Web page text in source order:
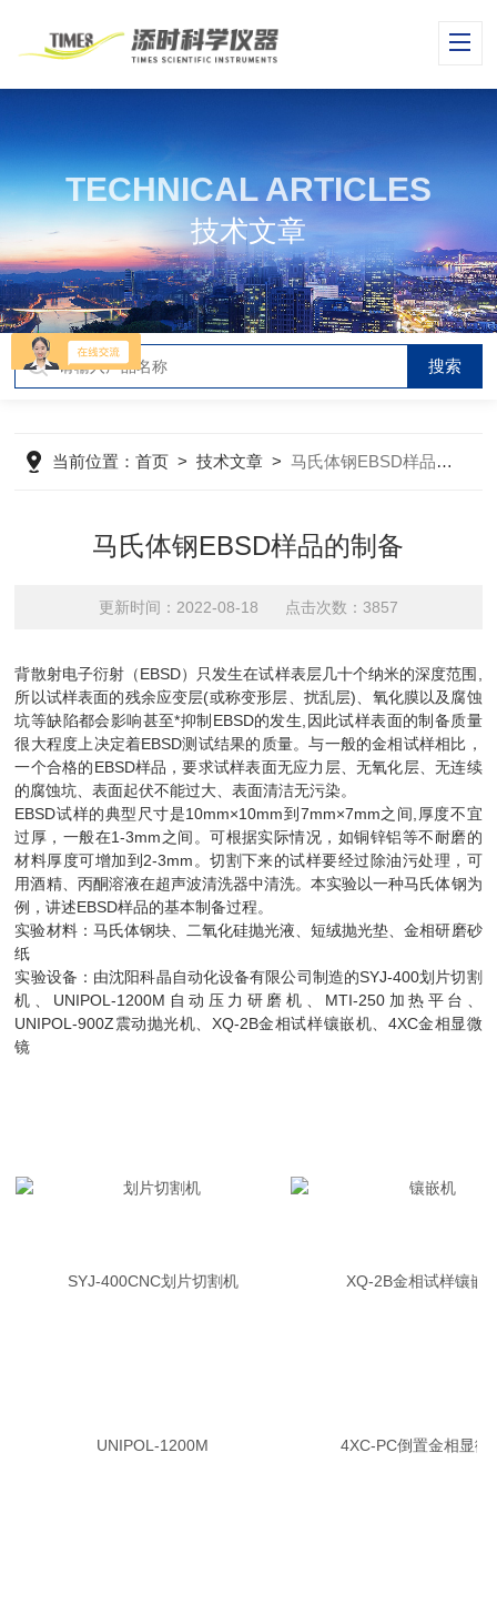
TECHNICAL ARTICLES
技术文章
当前位置：首页 >技术文章 >马氏体钢EBSD样品的制备
马氏体钢EBSD样品的制备
更新时间：2022-08-18 点击次数：3857
背散射电子衍射（EBSD）只发生在试样表层几十个纳米的深度范围,
所以试样表面的残余应变层(或称变形层、扰乱层)、氧化膜以及腐蚀
坑等缺陷都会影响甚至*抑制EBSD的发生,因此试样表面的制备质量
很大程度上决定着EBSD测试结果的质量。与一般的金相试样相比，
一个合格的EBSD样品，要求试样表面无应力层、无氧化层、无连续
的腐蚀坑、表面起伏不能过大、表面清洁无污染。
EBSD试样的典型尺寸是10mm×10mm到7mm×7mm之间,厚度不宜
过厚，一般在1-3mm之间。可根据实际情况，如铜锌铝等不耐磨的
材料厚度可增加到2-3mm。切割下来的试样要经过除油污处理，可
用酒精、丙酮溶液在超声波清洗器中清洗。本实验以一种马氏体钢为
例，讲述EBSD样品的基本制备过程。
实验材料：马氏体钢块、二氧化硅抛光液、短绒抛光垫、金相研磨砂
纸
实验设备：由沈阳科晶自动化设备有限公司制造的SYJ-400划片切割
机、UNIPOL-1200M自动压力研磨机、MTI-250加热平台、
UNIPOL-900Z震动抛光机、XQ-2B金相试样镶嵌机、4XC金相显微
镜
SYJ-400CNC划片切割机 XQ-2B金相试样镶嵌
UNIPOL-1200M 4XC-PC倒置金相显微